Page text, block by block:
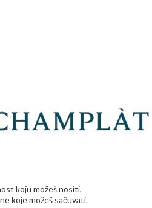
koju možeš nositi,
koje možeš sačuvati.